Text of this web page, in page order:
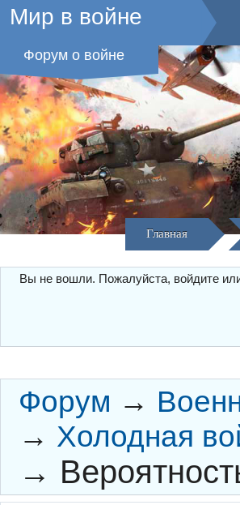
Мир в войне
Форум о войне
Главная
Вы не вошли. Пожалуйста, войдите
Форум →
→ Холодная
→